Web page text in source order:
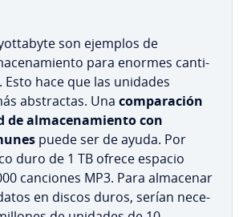
son ejemplos de
para enormes ca­n­ti­
Esto hace que las unidades
ab­s­tra­c­tas. Una co­m­pa­ra­ción
de al­ma­ce­na­mie­n­to con
puede ser de ayuda. Por
duro de 1 TB ofrece espacio
canciones MP3. Para almacenar
en discos duros, serían ne­ce­